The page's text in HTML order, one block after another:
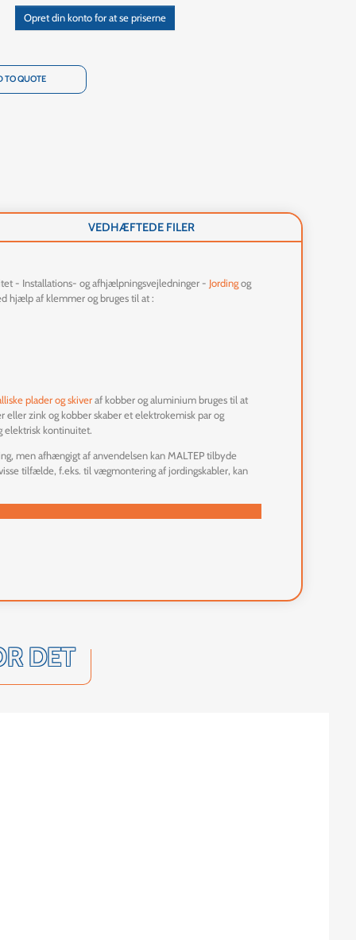
Opret din konto for at se priserne
TO QUOTE
VEDHÆFTEDE FILER
- Installations- og afhjælpningsvejledninger - Jording og
hjælp af klemmer og bruges til at :
pladerogskiver af kobber og aluminium bruges til at
zink og kobber skaber et elektrokemisk par og
elektrisk kontinuitet.
men afhængigt af anvendelsen kan MALTEP tilbyde
tilfælde, f.eks. til vægmontering af jordingskabler, kan
DET